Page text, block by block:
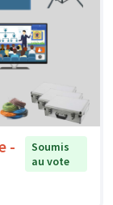
-
Soumis
au vote